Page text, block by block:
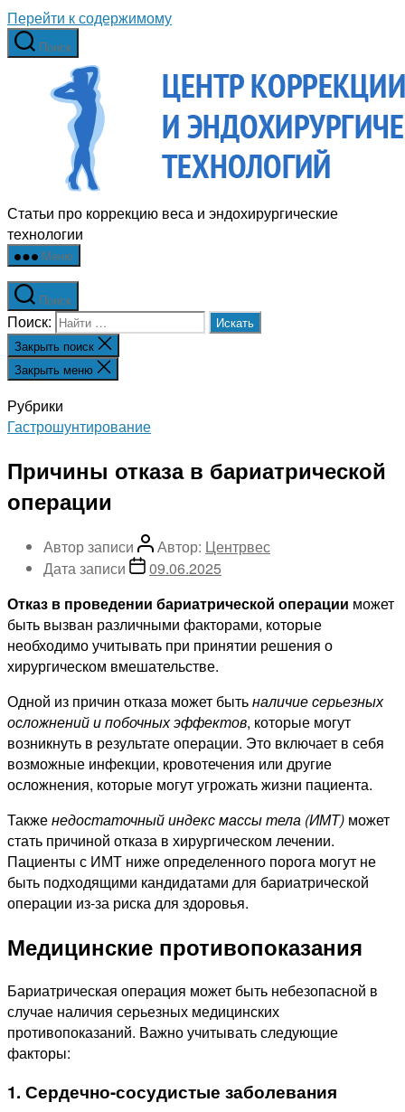
Перейти к содержимому
Поиск
Статьи про коррекцию веса и эндохирургические
технологии
Меню
Поиск
Поиск:
Закрыть поиск
Закрыть меню
Рубрики
Гастрошунтирование
Причины отказа в бариатрической
операции
Автор записи Автор: Центрвес
Дата записи
09.06.2025
Отказ в проведении бариатрической операции может
быть вызван различными факторами, которые
необходимо учитывать при принятии решения о
хирургическом вмешательстве.
Одной из причин отказа может бытьналичие серьезных
осложнений и побочных эффектов, которые могут
возникнуть в результате операции. Это включает в себя
возможные инфекции, кровотечения или другие
осложнения, которые могут угрожать жизни пациента.
Такженедостаточный индекс массы тела (ИМТ) может
стать причиной отказа в хирургическом лечении.
Пациенты с ИМТ ниже определенного порога могут не
быть подходящими кандидатами для бариатрической
операции из-за риска для здоровья.
Медицинские противопоказания
Бариатрическая операция может быть небезопасной в
случае наличия серьезных медицинских
противопоказаний. Важно учитывать следующие
факторы:
1. Сердечно-сосудистые заболевания